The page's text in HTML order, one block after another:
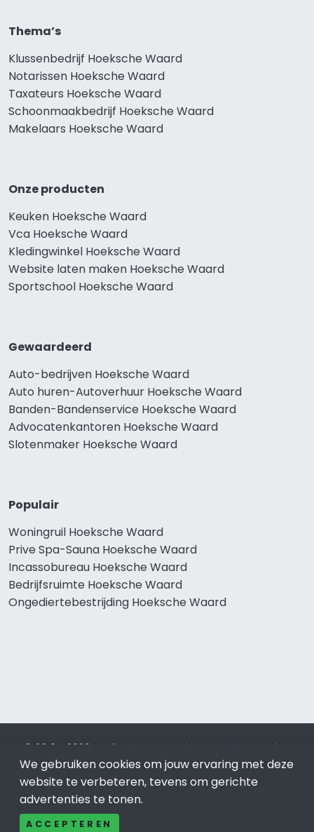
Thema’s
Klussenbedrijf Hoeksche Waard
Notarissen Hoeksche Waard
Taxateurs Hoeksche Waard
Schoonmaakbedrijf Hoeksche Waard
Makelaars Hoeksche Waard
Onze producten
Keuken Hoeksche Waard
Vca Hoeksche Waard
Kledingwinkel Hoeksche Waard
Website laten maken Hoeksche Waard
Sportschool Hoeksche Waard
Gewaardeerd
Auto-bedrijven Hoeksche Waard
Auto huren-Autoverhuur Hoeksche Waard
Banden-Bandenservice Hoeksche Waard
Advocatenkantoren Hoeksche Waard
Slotenmaker Hoeksche Waard
Populair
Woningruil Hoeksche Waard
Prive Spa-Sauna Hoeksche Waard
Incassobureau Hoeksche Waard
Bedrijfsruimte Hoeksche Waard
Ongediertebestrijding Hoeksche Waard
© 2019 - 2026 Realisatie en SEO door SEO-bureau
Lion
Internet. Betaal alleen voor bewezen resultaten?SEO
optimalisatie No Cure No Pay.Hoeksche Waardis onderdeel
van Lion Internet.
We gebruiken cookies om jouw ervaring met deze
website te verbeteren, tevens om gerichte
advertenties te tonen.
ACCEPTEREN